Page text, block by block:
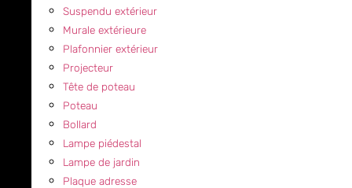
Suspendu extérieur
Murale extérieure
Plafonnier extérieur
Projecteur
Tête de poteau
Poteau
Bollard
Lampe piédestal
Lampe de jardin
Plaque adresse